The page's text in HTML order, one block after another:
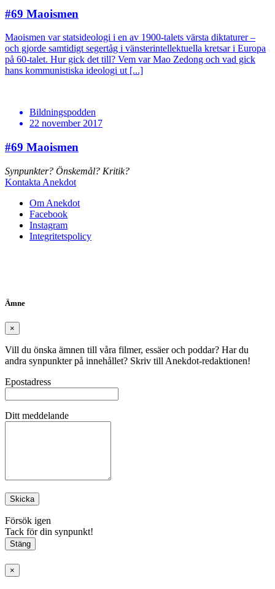
#69 Maoismen
Maoismen var statsideologi i en av 1900-talets värsta diktaturer –
och gjorde samtidigt segertåg i vänsterintellektuella kretsar i Europa
på 60-talet. Hur gick det till? Vem var Mao Zedong och vad gick
hans kommunistiska ideologi ut [...]
Bildningspodden
22 november 2017
#69 Maoismen
Synpunkter? Önskemål? Kritik?
Kontakta Anekdot
Om Anekdot
Facebook
Instagram
Integritetspolicy
Ämne
×
Vill du önska ämnen till våra filmer, essäer och poddar? Har du
andra synpunkter på innehållet? Skriv till Anekdot-redaktionen!
Epostadress
Ditt meddelande
Skicka
Försök igen
Tack för din synpunkt!
Stäng
×